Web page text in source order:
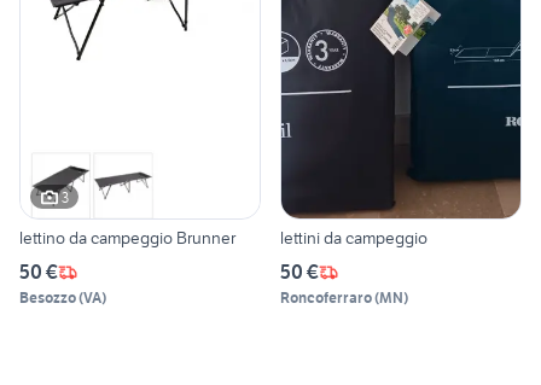
3
lettino da campeggio Brunner
50 €
Besozzo(VA)
lettini da campeggio
50 €
Roncoferraro(MN)